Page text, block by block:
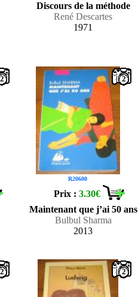
Discours de la méthode
René Descartes
1971
2
R20600
2
Prix :3.30€
Maintenant que j’ai 50 ans
Bulbul Sharma
2013
2 2